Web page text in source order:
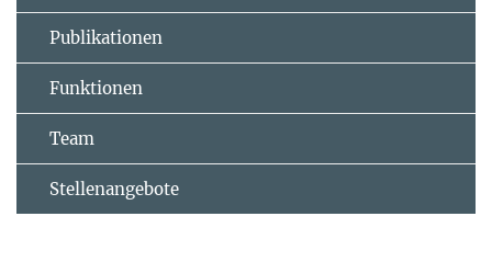
Publikationen
Funktionen
Team
Stellenangebote